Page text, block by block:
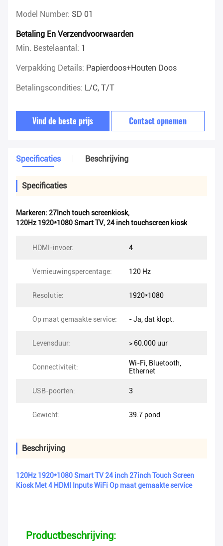
Model Number: SD 01
Betaling En Verzendvoorwaarden
Min. Bestelaantal: 1
Verpakking Details: Papierdoos+houten Doos
Betalingscondities: L/C, T/T
Vind de beste prijs Contact opnemen
Specificaties Beschrijving
Specificaties
Markeren: 27Inch touch screenkiosk,
120Hz 1920*1080 Smart TV, 24 inch touchscreen kiosk
HDMI-invoer: 4
Vernieuwingspercentage: 120 Hz
Resolutie: 1920*1080
Op maat gemaakte service: - Ja, dat klopt.
Levensduur: > 60.000 uur
Connectiviteit:
Wi-Fi, Bluetooth,
Ethernet
USB-poorten: 3
Gewicht: 39.7 pond
Beschrijving
120Hz 1920*1080 Smart TV 24 inch 27inch Touch Screen
Kiosk Met 4 HDMI Inputs WiFi Op maat gemaakte service
Productbeschrijving: